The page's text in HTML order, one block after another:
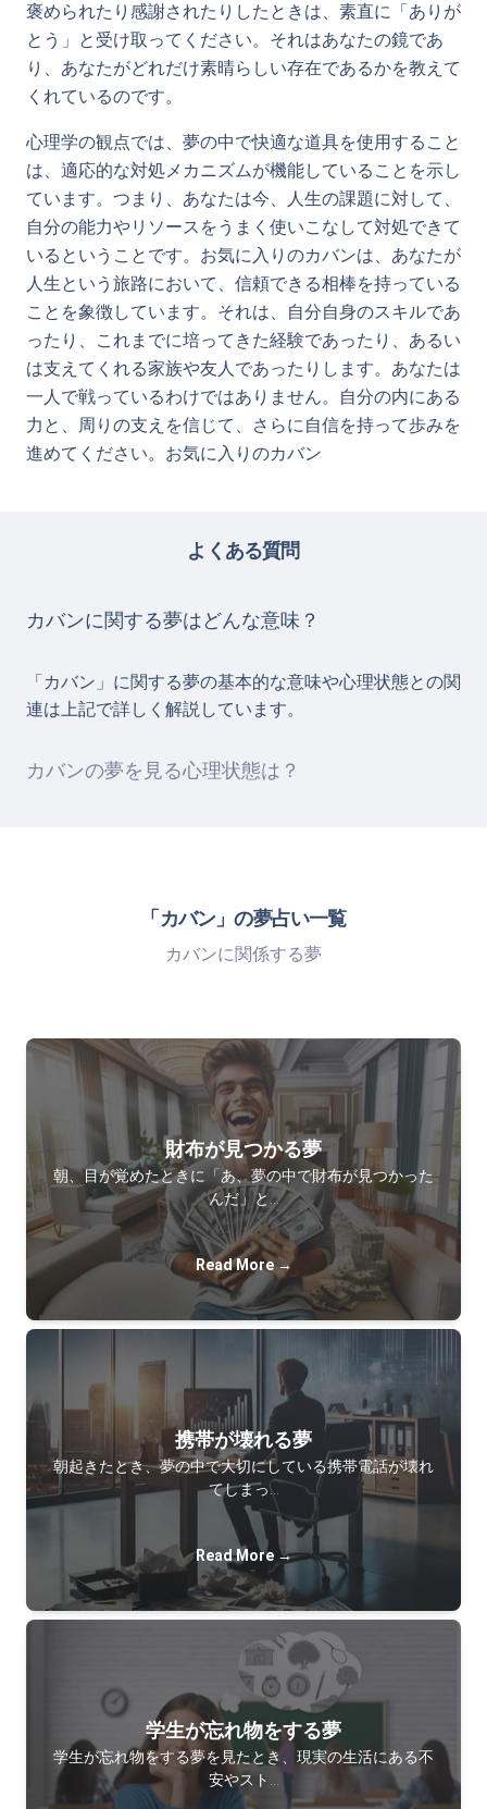
褒められたり感謝されたりしたときは、素直に「ありが
とう」と受け取ってください。それはあなたの鏡であ
り、あなたがどれだけ素晴らしい存在であるかを教えて
くれているのです。
心理学の観点では、夢の中で快適な道具を使用すること
は、適応的な対処メカニズムが機能していることを示し
ています。つまり、あなたは今、人生の課題に対して、
自分の能力やリソースをうまく使いこなして対処できて
いるということです。お気に入りのカバンは、あなたが
人生という旅路において、信頼できる相棒を持っている
ことを象徴しています。それは、自分自身のスキルであ
ったり、これまでに培ってきた経験であったり、あるい
は支えてくれる家族や友人であったりします。あなたは
一人で戦っているわけではありません。自分の内にある
力と、周りの支えを信じて、さらに自信を持って歩みを
進めてください。お気に入りのカバン
よくある質問
カバンに関する夢はどんな意味？
「カバン」に関する夢の基本的な意味や心理状態との関
連は上記で詳しく解説しています。
カバンの夢を見る心理状態は？
「カバン」の夢占い一覧
カバンに関係する夢
財布が見つかる夢
朝、目が覚めたときに「あ、夢の中で財布が見つかった
んだ」と…
Read More →
携帯が壊れる夢
朝起きたとき、夢の中で大切にしている携帯電話が壊れ
てしまっ…
Read More →
学生が忘れ物をする夢
学生が忘れ物をする夢を見たとき、現実の生活にある不
安やスト…